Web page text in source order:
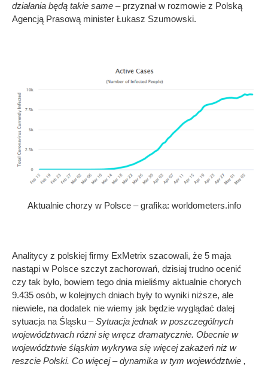
działania będą takie same – przyznał w rozmowie z Polską
Agencją Prasową minister Łukasz Szumowski.
Aktualnie chorzy w Polsce – grafika: worldometers.info
Analitycy z polskiej firmy ExMetrix szacowali, że 5 maja
nastąpi w Polsce szczyt zachorowań, dzisiaj trudno ocenić
czy tak było, bowiem tego dnia mieliśmy aktualnie chorych
9.435 osób, w kolejnych dniach były to wyniki niższe, ale
niewiele, na dodatek nie wiemy jak będzie wyglądać dalej
sytuacja na Śląsku –Sytuacja jednak w poszczególnych
województwach różni się wręcz dramatycznie. Obecnie w
województwie śląskim wykrywa się więcej zakażeń niż w
reszcie Polski. Co więcej – dynamika w tym województwie ,